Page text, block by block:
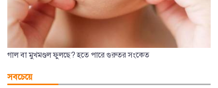
গাল বা মুখমণ্ডল ফুলছে? হতে পারে গুরুতর সংকেত
সবচেয়ে